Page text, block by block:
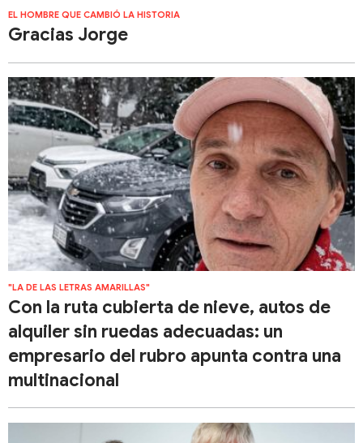
EL HOMBRE QUE CAMBIÓ LA HISTORIA
Gracias Jorge
"LA DE LAS LETRAS AMARILLAS"
Con la ruta cubierta de nieve, autos de
alquiler sin ruedas adecuadas: un
empresario del rubro apunta contra una
multinacional